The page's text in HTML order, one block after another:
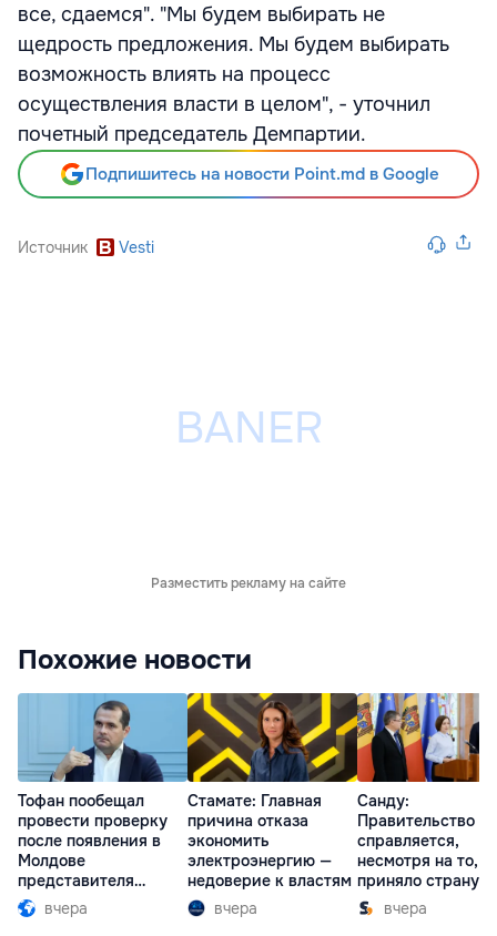
все, сдаемся". "Мы будем выбирать не
щедрость предложения. Мы будем выбирать
возможность влиять на процесс
осуществления власти в целом", - уточнил
почетный председатель Демпартии.
Подпишитесь на новости Point.md в Google
Источник Vesti
Разместить рекламу на сайте
Похожие новости
Тофан пообещал
провести проверку
после появления в
Молдове
представителя
Южной Осетии
вчера
Стамате: Главная
причина отказа
экономить
электроэнергию —
недоверие к властям
вчера
Санду:
Правительство
справляется,
несмотря на то,
приняло страну в
разгар кризиса
вчера